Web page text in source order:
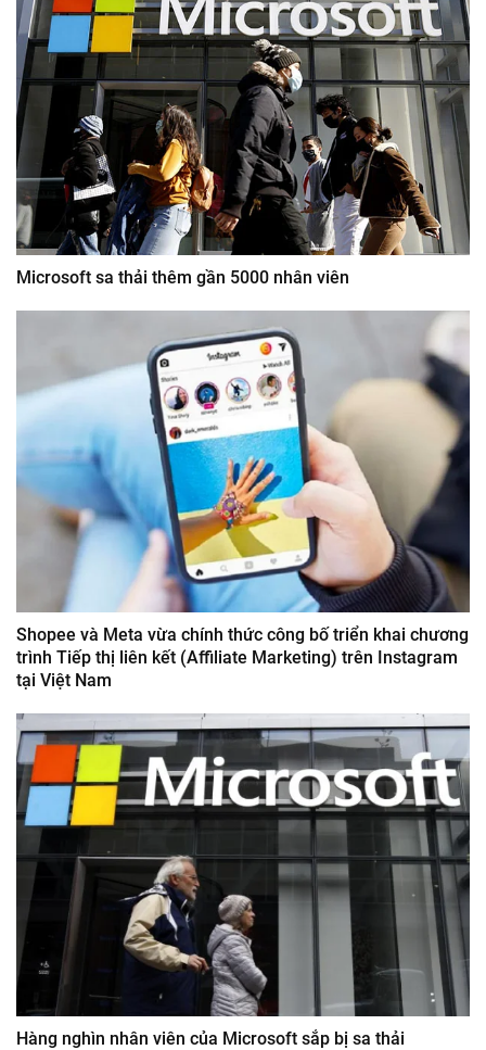
Microsoft sa thải thêm gần 5000 nhân viên
Shopee và Meta vừa chính thức công bố triển khai chương
trình Tiếp thị liên kết (Affiliate Marketing) trên Instagram
tại Việt Nam
Hàng nghìn nhân viên của Microsoft sắp bị sa thải